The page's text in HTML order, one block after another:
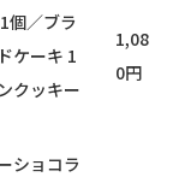
個／ブラ
ケーキ 1
クッキー
1,08
0円
ショコラ